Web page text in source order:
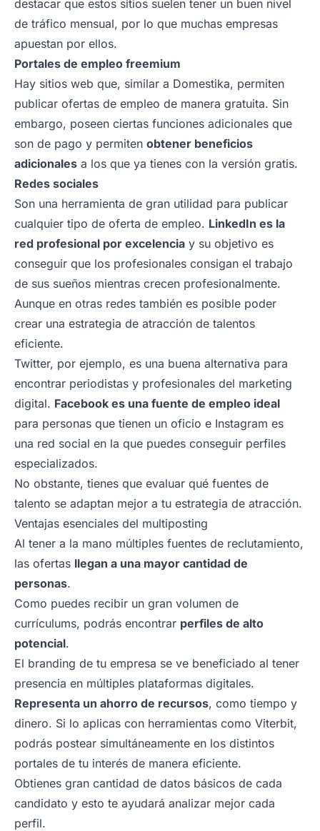
destacar que estos sitios suelen tener un buen nivel
de tráfico mensual, por lo que muchas empresas
apuestan por ellos.
Portales de empleo freemium
Hay sitios web que, similar a Domestika, permiten
publicar ofertas de empleo de manera gratuita. Sin
embargo, poseen ciertas funciones adicionales que
son de pago y permiten obtener beneficios
adicionales a los que ya tienes con la versión gratis.
Redes sociales
Son una herramienta de gran utilidad para publicar
cualquier tipo de oferta de empleo. LinkedIn es la
red profesional por excelencia y su objetivo es
conseguir que los profesionales consigan el trabajo
de sus sueños mientras crecen profesionalmente.
Aunque en otras redes también es posible poder
crear una estrategia de atracción de talentos
eficiente.
Twitter, por ejemplo, es una buena alternativa para
encontrar periodistas y profesionales del marketing
digital. Facebook es una fuente de empleo ideal
para personas que tienen un oficio e Instagram es
una red social en la que puedes conseguir perfiles
especializados.
No obstante, tienes que evaluar qué fuentes de
talento se adaptan mejor a tu estrategia de atracción.
Ventajas esenciales del multiposting
Al tener a la mano múltiples fuentes de reclutamiento,
las ofertas llegan a una mayor cantidad de
personas.
Como puedes recibir un gran volumen de
currículums, podrás encontrar perfiles de alto
potencial.
El branding de tu empresa se ve beneficiado al tener
presencia en múltiples plataformas digitales.
Representa un ahorro de recursos, como tiempo y
dinero. Si lo aplicas con herramientas como Viterbit,
podrás postear simultáneamente en los distintos
portales de tu interés de manera eficiente.
Obtienes gran cantidad de datos básicos de cada
candidato y esto te ayudará analizar mejor cada
perfil.